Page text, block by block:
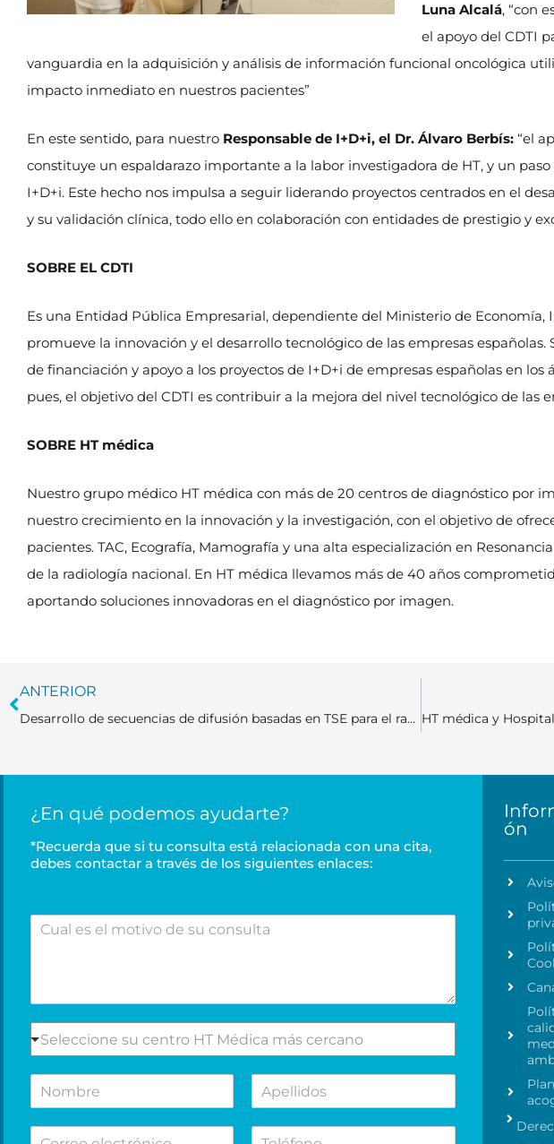
Luna Alcalá, “con
el apoyo del CDTI
vanguardia en la adquisición y análisis de información funcional oncológica
impacto inmediato en nuestros pacientes”
En este sentido, para nuestro Responsable de I+D+i, el Dr. Álvaro Berbís: “el
constituye un espaldarazo importante a la labor investigadora de HT, y un
I+D+i. Este hecho nos impulsa a seguir liderando proyectos centrados en el
y su validación clínica, todo ello en colaboración con entidades de prestigio y
SOBRE EL CDTI
Es una Entidad Pública Empresarial, dependiente del Ministerio de
promueve la innovación y el desarrollo tecnológico de las empresas españolas.
de financiación y apoyo a los proyectos de I+D+i de empresas españolas en
pues, el objetivo del CDTI es contribuir a la mejora del nivel tecnológico de las
SOBRE HT médica
Nuestro grupo médico HT médica con más de 20 centros de diagnóstico por
nuestro crecimiento en la innovación y la investigación, con el objetivo de
pacientes. TAC, Ecografía, Mamografía y una alta especialización en
de la radiología nacional. En HT médica llevamos más de 40 años
aportando soluciones innovadoras en el diagnóstico por imagen.
ANTERIOR
Desarrollo de secuencias de difusión basadas en TSE para el rastreo de lesiones oncológicas mediante imagen por resonancia magnética
¿En qué podemos ayudarte?
*Recuerda que si tu consulta está relacionada con una cita,
debes contactar a través de los siguientes enlaces:
eS
e Seleccione su centro HT Médica más cercano
ón